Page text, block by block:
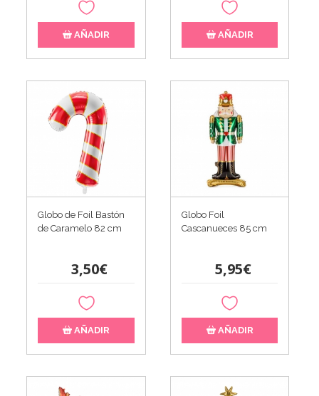
AÑADIR AÑADIR
Globo de Foil Bastón
de Caramelo 82 cm
3,50€
AÑADIR
Globo Foil
Cascanueces 85 cm
5,95€
AÑADIR